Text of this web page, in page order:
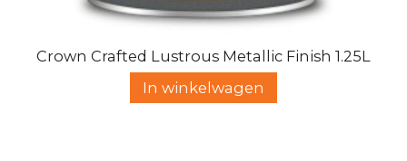
Crown Crafted Lustrous Metallic Finish 1.25L
In winkelwagen